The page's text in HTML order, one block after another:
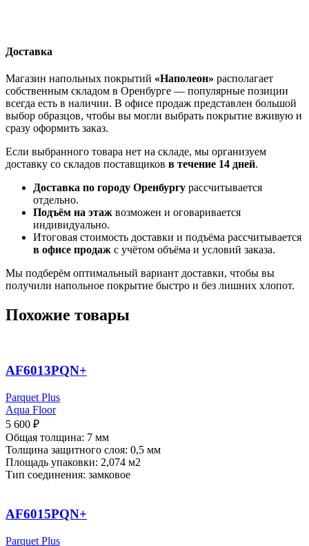
Доставка
Магазин напольных покрытий «Наполеон» располагает
собственным складом в Оренбурге — популярные позиции
всегда есть в наличии. В офисе продаж представлен большой
выбор образцов, чтобы вы могли выбрать покрытие вживую и
сразу оформить заказ.
Если выбранного товара нет на складе, мы организуем
доставку со складов поставщиков в течение 14 дней.
Доставка по городу Оренбургу рассчитывается
отдельно.
Подъём на этаж возможен и оговаривается
индивидуально.
Итоговая стоимость доставки и подъёма рассчитывается
в офисе продаж с учётом объёма и условий заказа.
Мы подберём оптимальный вариант доставки, чтобы вы
получили напольное покрытие быстро и без лишних хлопот.
Похожие товары
AF6013PQN+
Parquet Plus
Aqua Floor
5 600 ₽
Общая толщина: 7 мм
Толщина защитного слоя: 0,5 мм
Площадь упаковки: 2,074 м2
Тип соединения: замковое
AF6015PQN+
Parquet Plus